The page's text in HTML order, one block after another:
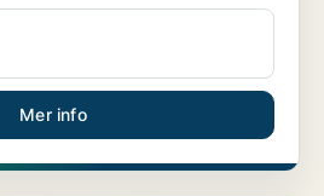
Mer info